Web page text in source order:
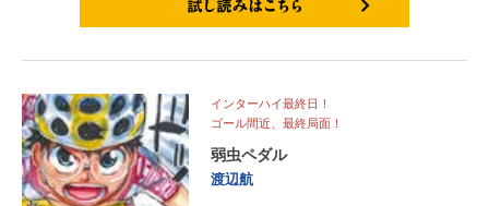
インターハイ最終日！
ゴール間近、最終局面！
弱虫ペダル
渡辺航